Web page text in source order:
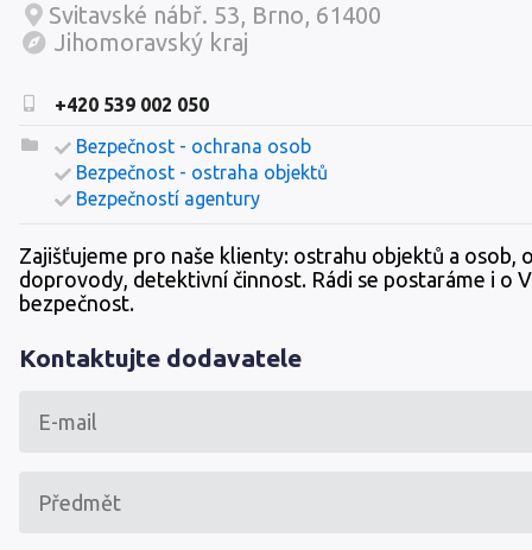
Svitavské nábř. 53, Brno, 61400
Jihomoravský kraj
+420 539 002 050
Bezpečnost - ochrana osob
Bezpečnost - ostraha objektů
Bezpečností agentury
Zajišťujeme pro naše klienty: ostrahu objektů a osob,
doprovody, detektivní činnost. Rádi se postaráme i o
bezpečnost.
Kontaktujte dodavatele